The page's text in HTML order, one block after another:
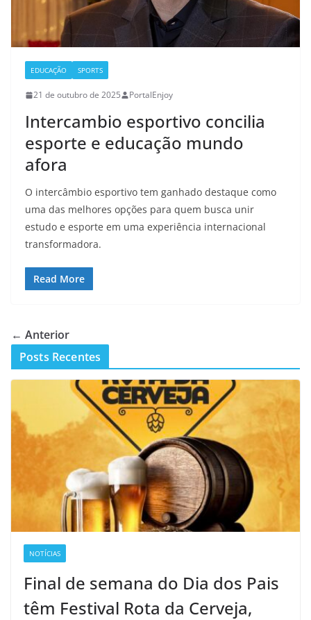
EDUCAÇÃO SPORTS
21 de outubro de 2025 PortalEnjoy
Intercambio esportivo concilia
esporte e educação mundo
afora
O intercâmbio esportivo tem ganhado destaque como
uma das melhores opções para quem busca unir
estudo e esporte em uma experiência internacional
transformadora.
Read More
← Anterior
Posts Recentes
NOTÍCIAS
Final de semana do Dia dos Pais
têm Festival Rota da Cerveja,